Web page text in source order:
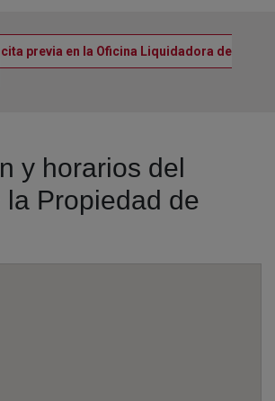
previa en la Oficina Liquidadora de
nueva
y horarios del
la Propiedad de